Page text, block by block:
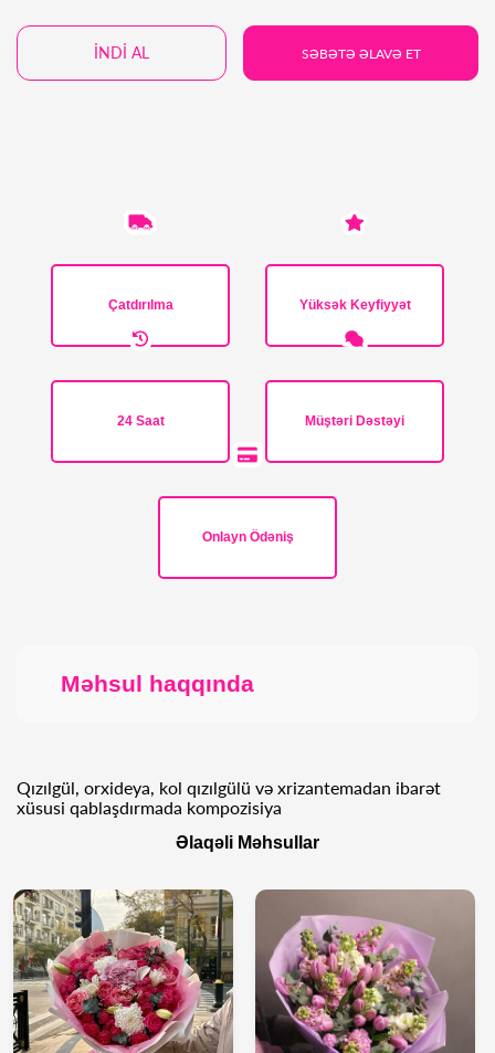
İNDİ AL SƏBƏTƏ ƏLAVƏ ET
Çatdırılma Yüksək Keyfiyyət
24 Saat Müştəri Dəstəyi
Onlayn Ödəniş
Məhsul haqqında
Qızılgül, orxideya, kol qızılgülü və xrizantemadan ibarət
xüsusi qablaşdırmada kompozisiya
Əlaqəli Məhsullar